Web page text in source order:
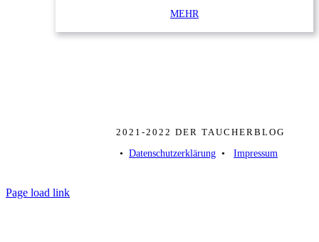
MEHR
2021-2022 DER TAUCHERBLOG
• ­Datenschutzerklärung ­ • ­Impressum
Page load link